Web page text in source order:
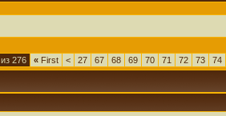
276 « First < 27 67 68 69 70 71 72 73 74